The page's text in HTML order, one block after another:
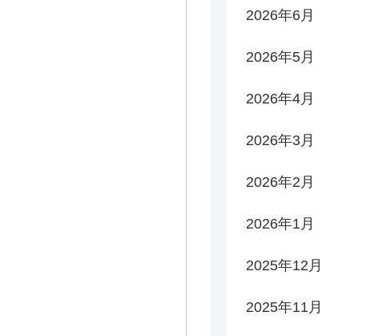
2026年6月
2026年5月
2026年4月
2026年3月
2026年2月
2026年1月
2025年12月
2025年11月